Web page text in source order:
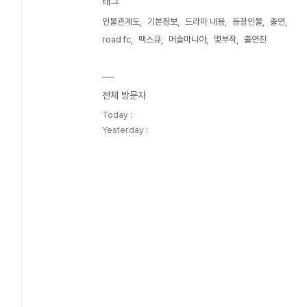
인물관계도 기본정보 드라마 내용 등장인물
출연
road fc
맥스큐 머슬마니아 몇부작 출연진
전체 방문자
Today :
Yesterday :